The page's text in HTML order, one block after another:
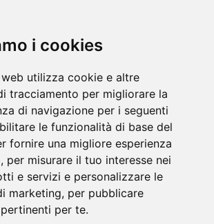
i cookies
utilizza cookie e altre
tracciamento per migliorare la
di navigazione per i seguenti
le funzionalità di base del
fornire una migliore esperienza
, per misurare il tuo interesse nei
e servizi e personalizzare le
marketing, per pubblicare
per te.